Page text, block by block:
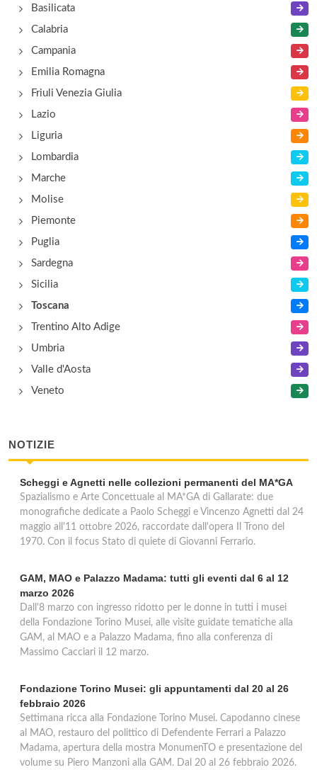
Casa Natale di Leonardo
Località Anchiano , Vinci
Basilicata
Calabria
Campania
Emilia Romagna
Friuli Venezia Giulia
Lazio
Liguria
Lombardia
Marche
Molise
Piemonte
Puglia
Sardegna
Sicilia
Toscana
Trentino Alto Adige
Umbria
Valle d'Aosta
Veneto
NOTIZIE
Scheggi e Agnetti nelle collezioni permanenti del MA*GA
Spazialismo e Arte Concettuale al MA*GA di Gallarate: due
monografiche dedicate a Paolo Scheggi e Vincenzo Agnetti dal 24
maggio all'11 ottobre 2026, raccordate dall'opera Il Trono del
1970. Con il focus Stato di quiete di Giovanni Ferrario.
GAM, MAO e Palazzo Madama: tutti gli eventi dal 6 al 12
marzo 2026
Dall'8 marzo con ingresso ridotto per le donne in tutti i musei
della Fondazione Torino Musei, alle visite guidate tematiche alla
GAM, al MAO e a Palazzo Madama, fino alla conferenza di
Massimo Cacciari il 12 marzo.
Fondazione Torino Musei: gli appuntamenti dal 20 al 26
febbraio 2026
Settimana ricca alla Fondazione Torino Musei. Capodanno cinese
al MAO, restauro del polittico di Defendente Ferrari a Palazzo
Madama, apertura della mostra MonumenTO e presentazione del
volume su Piero Manzoni alla GAM. Dal 20 al 26 febbraio 2026.